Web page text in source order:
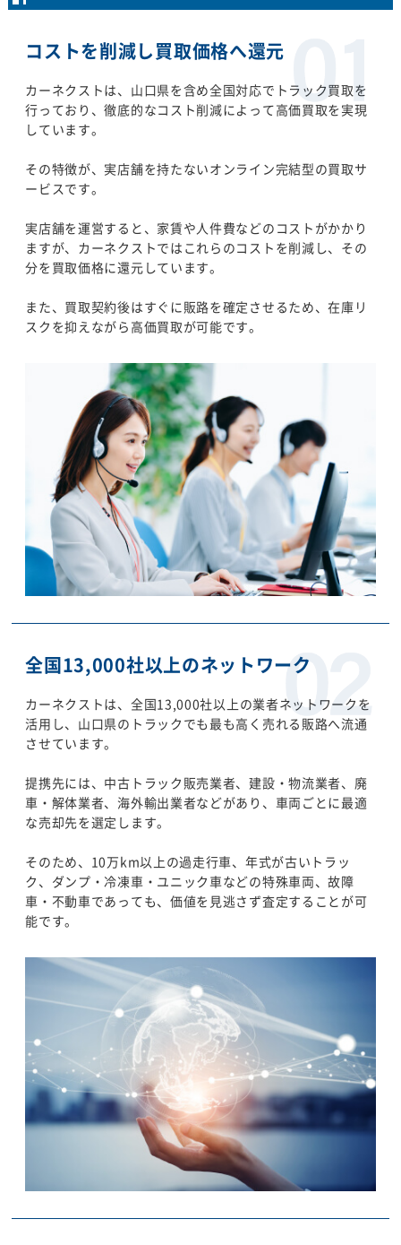
コストを削減し買取価格へ還元
カーネクストは、山口県を含め全国対応でトラック買取を
行っており、徹底的なコスト削減によって高価買取を実現
しています。
その特徴が、実店舗を持たないオンライン完結型の買取サ
ービスです。
実店舗を運営すると、家賃や人件費などのコストがかかり
ますが、カーネクストではこれらのコストを削減し、その
分を買取価格に還元しています。
また、買取契約後はすぐに販路を確定させるため、在庫リ
スクを抑えながら高価買取が可能です。
全国13,000社以上のネットワーク
カーネクストは、全国13,000社以上の業者ネットワークを
活用し、山口県のトラックでも最も高く売れる販路へ流通
させています。
提携先には、中古トラック販売業者、建設・物流業者、廃
車・解体業者、海外輸出業者などがあり、車両ごとに最適
な売却先を選定します。
そのため、10万km以上の過走行車、年式が古いトラッ
ク、ダンプ・冷凍車・ユニック車などの特殊車両、故障
車・不動車であっても、価値を見逃さず査定することが可
能です。